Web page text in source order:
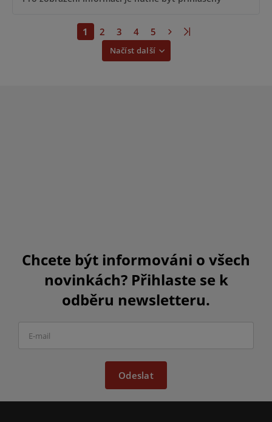
Načíst další
1 2 3 4 5
Chcete být informováni o všech
novinkách? Přihlaste se k
odběru newsletteru.
Odeslat